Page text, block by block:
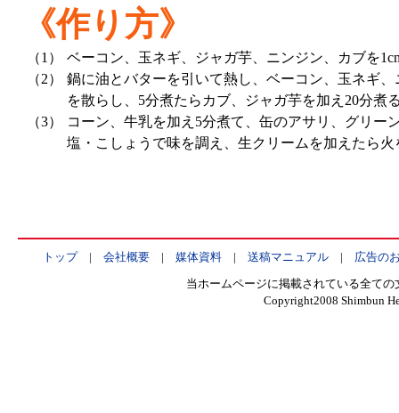
《作り方》
（1）
ベーコン、玉ネギ、ジャガ芋、ニンジン、カブを
（2）
鍋に油とバターを引いて熱し、ベーコン、玉ネギ
を散らし、5分煮たらカブ、ジャガ芋を加え20分煮
（3）
コーン、牛乳を加え5分煮て、缶のアサリ、グリー
塩・こしょうで味を調え、生クリームを加えたら
トップ| 会社概要| 媒体資料| 送稿マニュアル| 広告の
当ホームページに掲載されている全て
Copyright2008 Shimbun